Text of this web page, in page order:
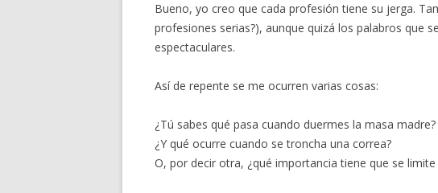
Bueno, yo creo que cada profesión tiene su jerga.
profesiones serias?), aunque quizá los palabros que
espectaculares.
Así de repente se me ocurren varias cosas:
¿Tú sabes qué pasa cuando duermes la masa madre?
¿Y qué ocurre cuando se troncha una correa?
O, por decir otra, ¿qué importancia tiene que se